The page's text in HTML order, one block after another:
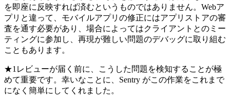
を即座に反映すれば済むというものではありません。Webア
プリと違って、モバイルアプリの修正にはアプリストアの審
査を通す必要があり、場合によってはクライアントとのミー
ティングに参加し、再現が難しい問題のデバッグに取り組む
こともあります。
★1レビューが届く前に、こうした問題を検知することが極
めて重要です。幸いなことに、Sentry がこの作業をこれまで
になく簡単にしてくれました。